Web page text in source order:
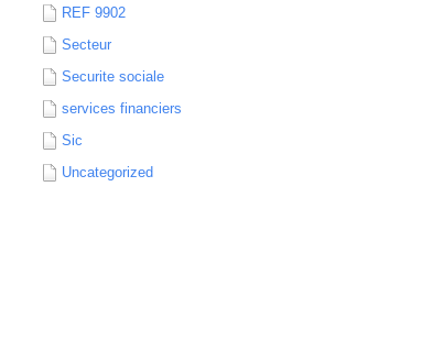
REF 9902
Secteur
Securite sociale
services financiers
Sic
Uncategorized